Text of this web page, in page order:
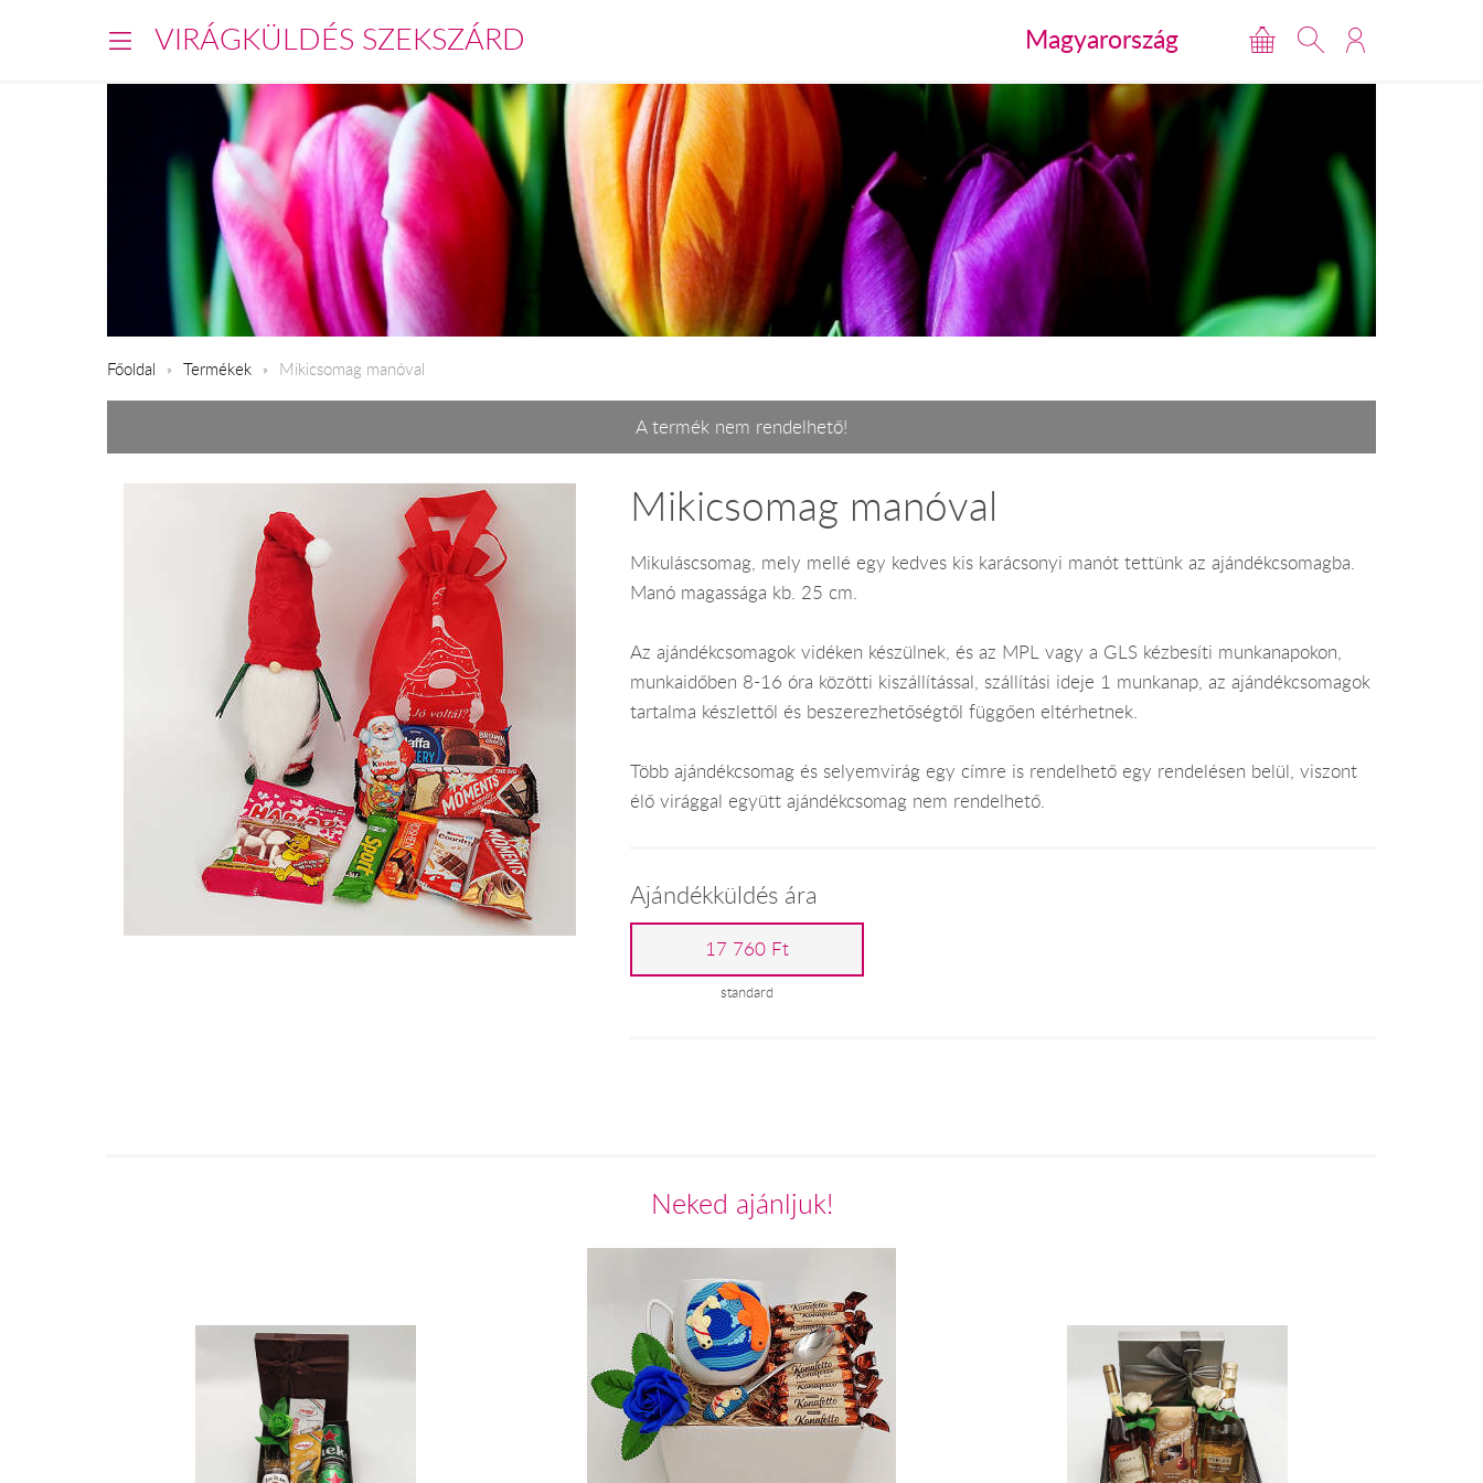
VIRÁGKÜLDÉS SZEKSZÁRD Magyarország
Főoldal Termékek Mikicsomag manóval
A termék nem rendelhető!
Mikicsomag manóval
Mikuláscsomag, mely mellé egy kedves kis karácsonyi manót tettünk az ajándékcsomagba.
Manó magassága kb. 25 cm.
Az ajándékcsomagok vidéken készülnek, és az MPL vagy a GLS kézbesíti munkanapokon,
munkaidőben 8-16 óra közötti kiszállítással, szállítási ideje 1 munkanap, az ajándékcsomagok
tartalma készlettől és beszerezhetőségtől függően eltérhetnek.
Több ajándékcsomag és selyemvirág egy címre is rendelhető egy rendelésen belül, viszont
élő virággal együtt ajándékcsomag nem rendelhető.
Ajándékküldés ára
17 760 Ft
standard
Neked ajánljuk!